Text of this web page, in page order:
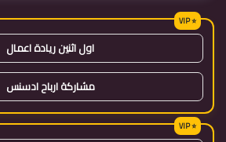
اول اثنين ريادة اعمال
مشاركة ارباح ادسنس